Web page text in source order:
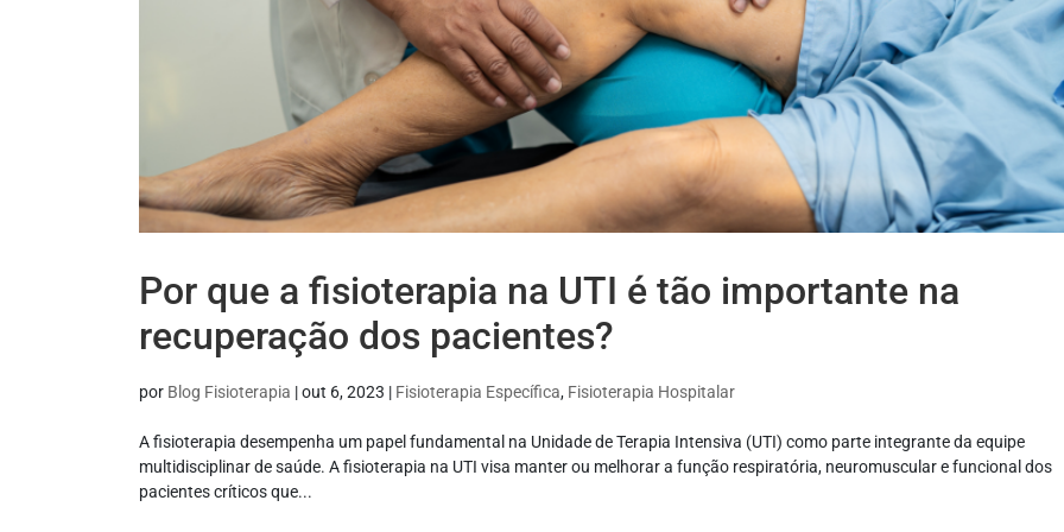
Por que a fisioterapia na UTI é tão importante na
recuperação dos pacientes?
por Blog Fisioterapia |out 6, 2023 | Fisioterapia Específica, Fisioterapia Hospitalar
A fisioterapia desempenha um papel fundamental na Unidade de Terapia Intensiva (UTI) como parte integrante da equipe
multidisciplinar de saúde. A fisioterapia na UTI visa manter ou melhorar a função respiratória, neuromuscular e funcional dos
pacientes críticos que...